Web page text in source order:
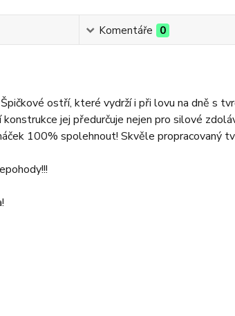
Komentáře 0
ostří, které vydrží i při lovu na dně s
jej předurčuje nejen pro silové
100% spolehnout! Skvěle propracovaný